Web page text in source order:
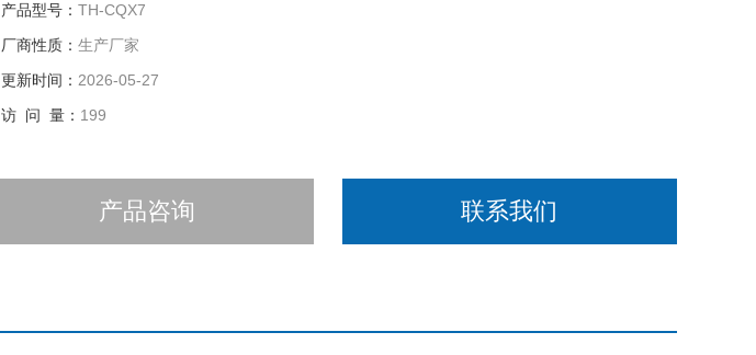
产品型号： TH-CQX7
厂商性质： 生产厂家
更新时间： 2026-05-27
访 问 量： 199
产品咨询 联系我们